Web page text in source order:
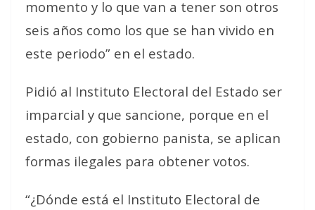
momento y lo que van a tener son otros
seis años como los que se han vivido en
este periodo” en el estado.
Pidió al Instituto Electoral del Estado ser
imparcial y que sancione, porque en el
estado, con gobierno panista, se aplican
formas ilegales para obtener votos.
“¿Dónde está el Instituto Electoral de